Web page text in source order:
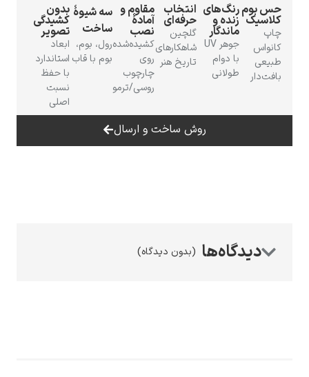
ادگار دگا
رنگ‌های
زنده و
ماندگار
با دوام
طولانی
انتخاب
حرفه‌ای
گلچین
شاهکارهای
تاریخ هنر
مقاوم و
آمادهٔ
نصب
کشیده‌شده
روی
چارچوب
روسی/ترمو
سه شیوهٔ
ساخت
رول، بوم،
بوم با قاب
بدون
کشیدگی
تصویر
ابعاد
استاندارد
روش ساخت و ارسال
(بدون دیدگاه)